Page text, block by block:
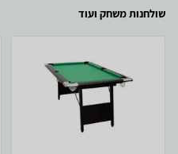
שולחנות משחק ועוד